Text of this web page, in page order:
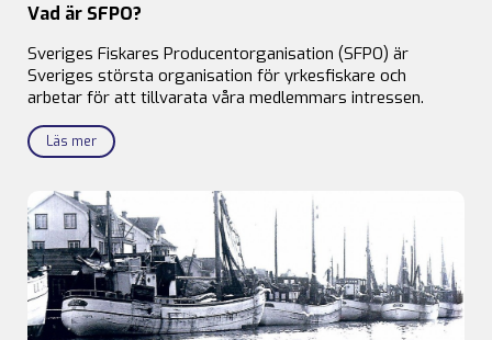
Vad är SFPO?
Sveriges Fiskares Producentorganisation (SFPO) är
Sveriges största organisation för yrkesfiskare och
arbetar för att tillvarata våra medlemmars intressen.
Läs mer